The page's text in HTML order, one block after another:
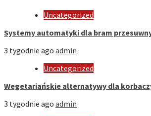
Uncategorized
Systemy automatyki dla bram
3 tygodnie ago admin
Uncategorized
Wegetariańskie alternatywy dla
3 tygodnie ago admin